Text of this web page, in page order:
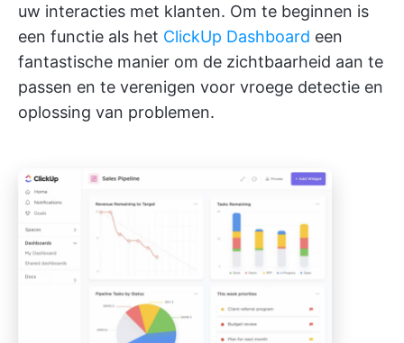
uw interacties met klanten. Om te beginnen is
een functie als het ClickUp Dashboard een
fantastische manier om de zichtbaarheid aan te
passen en te verenigen voor vroege detectie en
oplossing van problemen.